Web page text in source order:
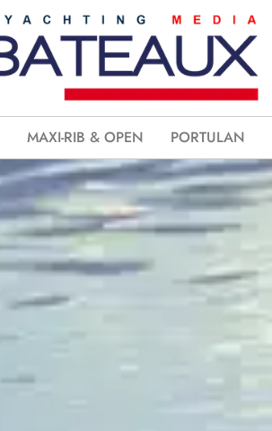
MAXI-RIB & OPEN PORTULAN